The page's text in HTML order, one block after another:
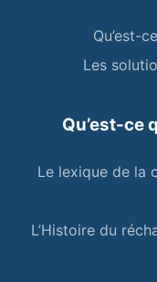
Qu’est-
Les
Qu’est-ce
Le lexique de la
L’Histoire du